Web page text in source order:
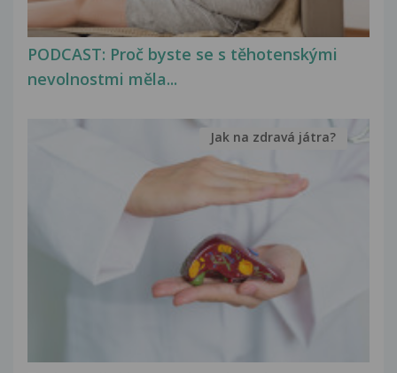
PODCAST: Proč byste se s těhotenskými
nevolnostmi měla...
Jak na zdravá játra?